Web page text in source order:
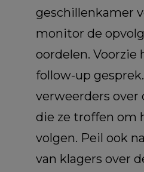
geschillenkamer
monitor de
oordelen. Voorzie
follow-up
verweerders over
die ze troffen om
volgen. Peil ook
van klagers over